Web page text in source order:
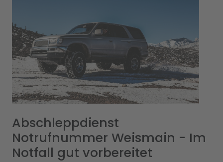
Abschleppdienst
Notrufnummer Weismain - Im
Notfall gut vorbereitet